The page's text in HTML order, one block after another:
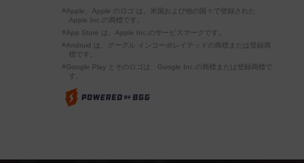
※Apple、Apple のロゴ は、米国および他の国々で登録された
Apple Inc.の商標です。
※App Store は、Apple Inc.のサービスマークです。
※Android は、グーグル インコーポレイテッドの商標または登録商
標です。
※Google Play とそのロゴは、Google Inc.の商標または登録商標で
す。